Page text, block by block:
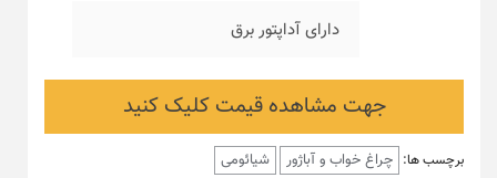
دارای آداپتور برق
جهت مشاهده قیمت کلیک کنید
برچسب ها: چراغ خواب و آباژور شیائومی